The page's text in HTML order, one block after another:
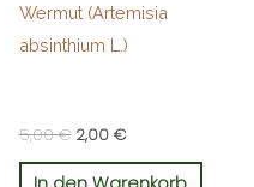
Wermut (Artemisia
absinthium L.)
5,00€ 2,00 €